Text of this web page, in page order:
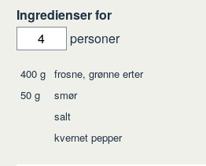
Ingredienser for
personer
Ingredienser
400g frosne, grønne erter
50g
smør
salt
kvernet pepper